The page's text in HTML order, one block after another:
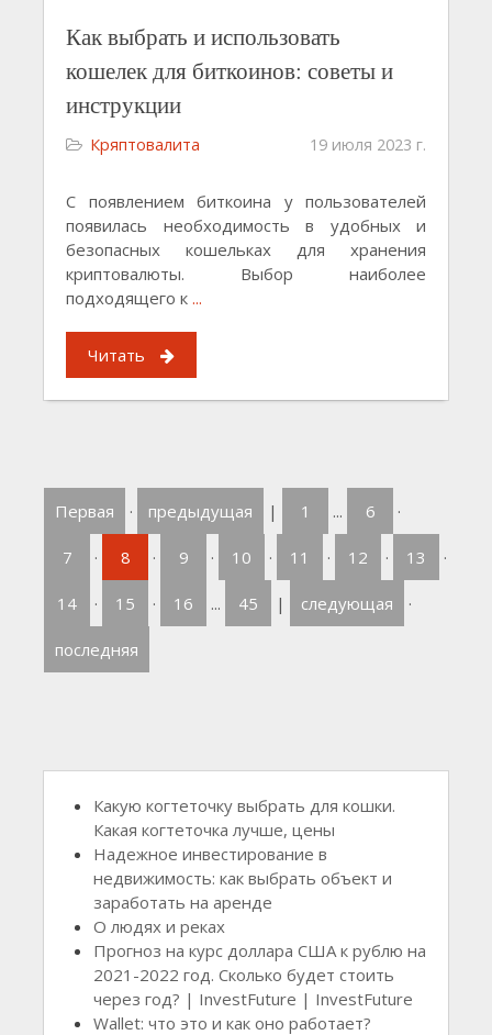
Как выбрать и использовать
кошелек для биткоинов: советы и
инструкции
Кряптовалита 19 июля 2023 г.
С появлением биткоина у пользователей
появилась необходимость в удобных и
безопасных кошельках для хранения
криптовалюты. Выбор наиболее
подходящего к ...
Читать
Первая · предыдущая | 1 ... 6 ·
7 · 8 · 9 · 10 · 11 · 12 · 13 ·
14 · 15 · 16 ... 45 | следующая ·
последняя
Какую когтеточку выбрать для кошки.
Какая когтеточка лучше, цены
Надежное инвестирование в
недвижимость: как выбрать объект и
заработать на аренде
О людях и реках
Прогноз на курс доллара США к рублю на
2021-2022 год. Сколько будет стоить
через год? | InvestFuture | InvestFuture
Wallet: что это и как оно работает?